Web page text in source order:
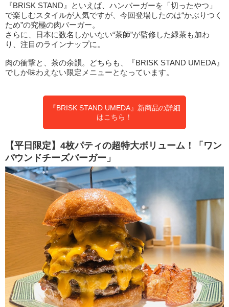
『BRISK STAND』といえば、ハンバーガーを「切ったやつ」
で楽しむスタイルが人気ですが、今回登場したのは“かぶりつく
ため”の究極の肉バーガー。
さらに、日本に数名しかいない“茶師”が監修した緑茶も加わ
り、注目のラインナップに。
肉の衝撃と、茶の余韻。どちらも、『BRISK STAND UMEDA』
でしか味わえない限定メニューとなっています。
『BRISK STAND UMEDA』新商品の詳細
はこちら！
【平日限定】4枚パティの超特大ボリューム！「ワン
パウンドチーズバーガー」